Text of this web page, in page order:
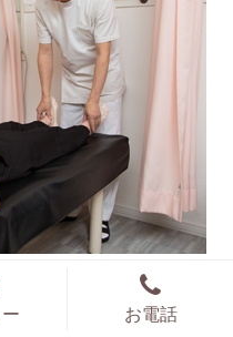
ら起きているかを独自
てゆきます。
お電話